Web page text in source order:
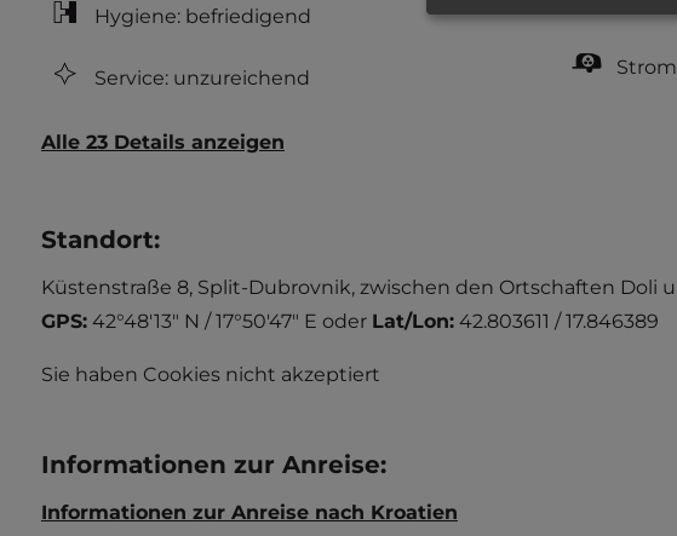
Hygiene: befriedigend
Service: unzureichend
Alle 23 Details anzeigen
Standort:
Küstenstraße 8, Split-Dubrovnik, zwischen den Ortschaften Doli
GPS: 42°48'13" N / 17°50'47" E oder Lat/Lon: 42.803611 / 17.846389
Sie haben Cookies nicht akzeptiert
Informationen zur Anreise:
Informationen zur Anreise nach Kroatien